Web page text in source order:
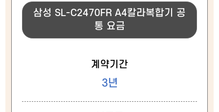
삼성 SL-C2470FR A4칼라복합기 공
통 요금
계약기간
3년